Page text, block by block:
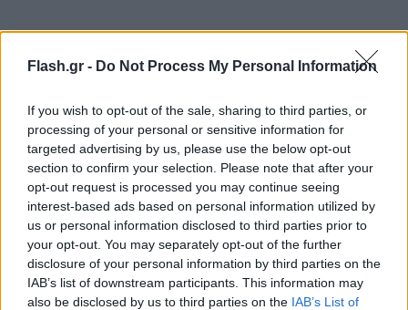
Flash.gr - Do Not Process My Personal Information
If you wish to opt-out of the sale, sharing to third parties, or
processing of your personal or sensitive information for
targeted advertising by us, please use the below opt-out
section to confirm your selection. Please note that after your
opt-out request is processed you may continue seeing
interest-based ads based on personal information utilized by
us or personal information disclosed to third parties prior to
your opt-out. You may separately opt-out of the further
disclosure of your personal information by third parties on the
IAB’s list of downstream participants. This information may
also be disclosed by us to third parties on the IAB’s List of
FLASH FOCUS